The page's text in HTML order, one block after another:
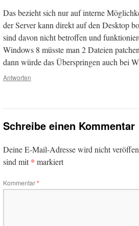
Das bezieht sich nur auf interne
der Server kann direkt auf den Desktop
sind davon nicht betroffen und
Windows 8 müsste man 2 Dateien
dann würde das Überspringen auch bei
Antworten
Schreibe einen Kommentar
Deine E-Mail-Adresse wird nicht
sind mit* markiert
Kommentar*